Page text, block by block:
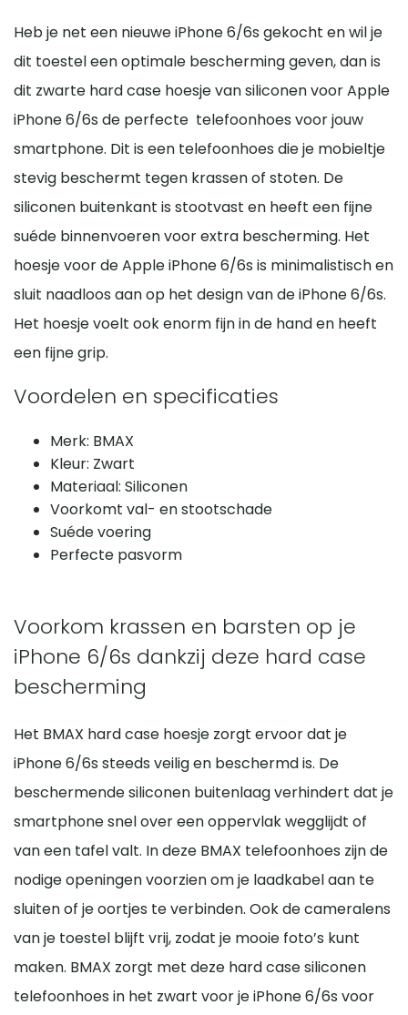
Heb je net een nieuwe iPhone 6/6s gekocht en wil je
dit toestel een optimale bescherming geven, dan is
dit zwarte hard case hoesje van siliconen voor Apple
iPhone 6/6s de perfecte telefoonhoes voor jouw
smartphone. Dit is een telefoonhoes die je mobieltje
stevig beschermt tegen krassen of stoten. De
siliconen buitenkant is stootvast en heeft een fijne
suéde binnenvoeren voor extra bescherming. Het
hoesje voor de Apple iPhone 6/6s is minimalistisch en
sluit naadloos aan op het design van de iPhone 6/6s.
Het hoesje voelt ook enorm fijn in de hand en heeft
een fijne grip.
Voordelen en specificaties
Merk: BMAX
Kleur: Zwart
Materiaal: Siliconen
Voorkomt val- en stootschade
Suéde voering
Perfecte pasvorm
Voorkom krassen en barsten op je
iPhone 6/6s dankzij deze hard case
bescherming
Het BMAX hard case hoesje zorgt ervoor dat je
iPhone 6/6s steeds veilig en beschermd is. De
beschermende siliconen buitenlaag verhindert dat je
smartphone snel over een oppervlak wegglijdt of
van een tafel valt. In deze BMAX telefoonhoes zijn de
nodige openingen voorzien om je laadkabel aan te
sluiten of je oortjes te verbinden. Ook de cameralens
van je toestel blijft vrij, zodat je mooie foto’s kunt
maken. BMAX zorgt met deze hard case siliconen
telefoonhoes in het zwart voor je iPhone 6/6s voor